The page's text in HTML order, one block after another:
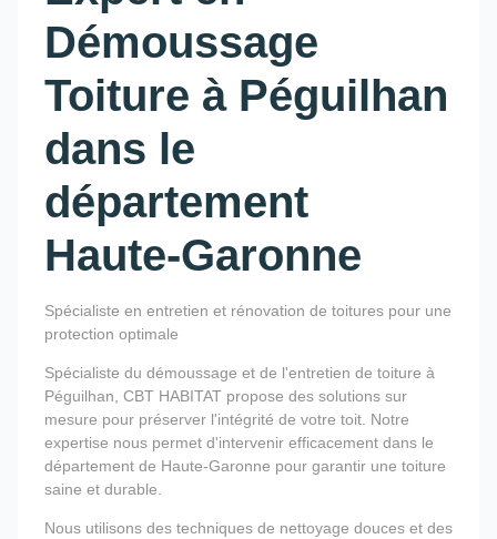
Démoussage
Toiture à Péguilhan
dans le
département
Haute-Garonne
Spécialiste en entretien et rénovation de toitures pour une
protection optimale
Spécialiste du démoussage et de l'entretien de toiture à
Péguilhan, CBT HABITAT propose des solutions sur
mesure pour préserver l'intégrité de votre toit. Notre
expertise nous permet d'intervenir efficacement dans le
département de Haute-Garonne pour garantir une toiture
saine et durable.
Nous utilisons des techniques de nettoyage douces et des